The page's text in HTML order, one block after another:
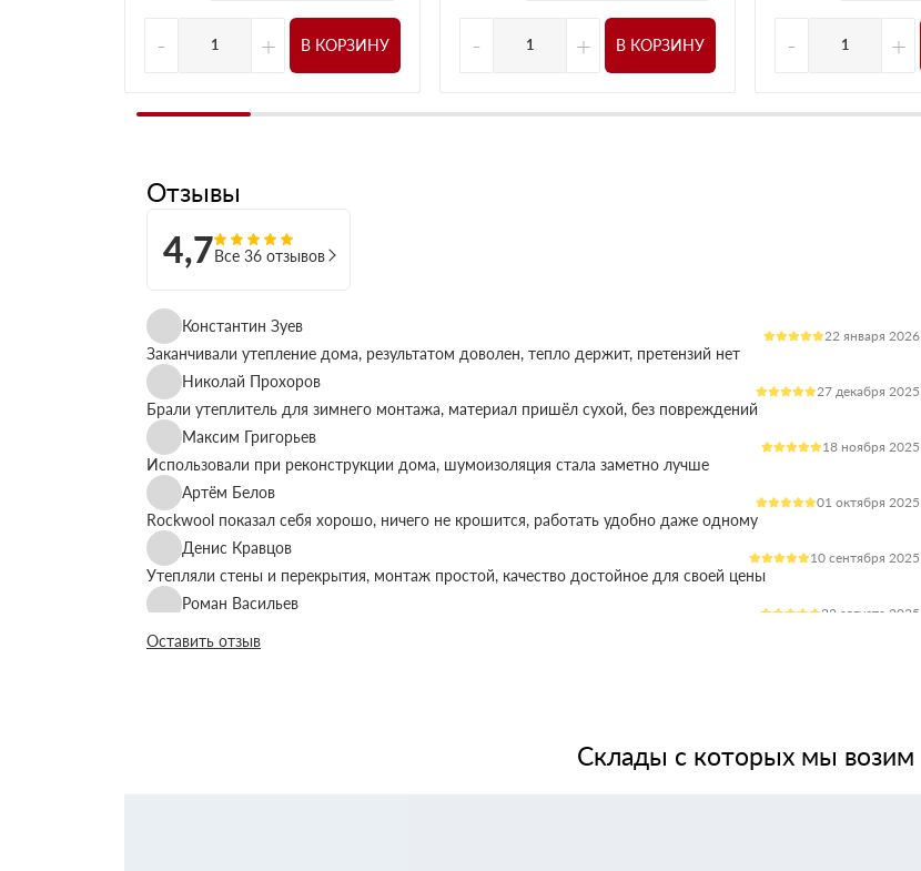
- + В КОРЗИНУ - + В КОРЗИНУ - +
Отзывы
4,7Все 36 отзывов
Константин Зуев
22 января 2026
Заканчивали утепление дома, результатом доволен, тепло держит, претензий нет
Николай Прохоров
27 декабря 2025
Брали утеплитель для зимнего монтажа, материал пришёл сухой, без повреждений
Максим Григорьев
18 ноября 2025
Использовали при реконструкции дома, шумоизоляция стала заметно лучше
Артём Белов
01 октября 2025
Rockwool показал себя хорошо, ничего не крошится, работать удобно даже одному
Денис Кравцов
10 сентября 2025
Утепляли стены и перекрытия, монтаж простой, качество достойное для своей цены
Роман Васильев
22 августа 2025
Материал соответствует описанию, после утепления расходы на отопление стали ниже
Оставить отзыв
Склады с которых мы возим